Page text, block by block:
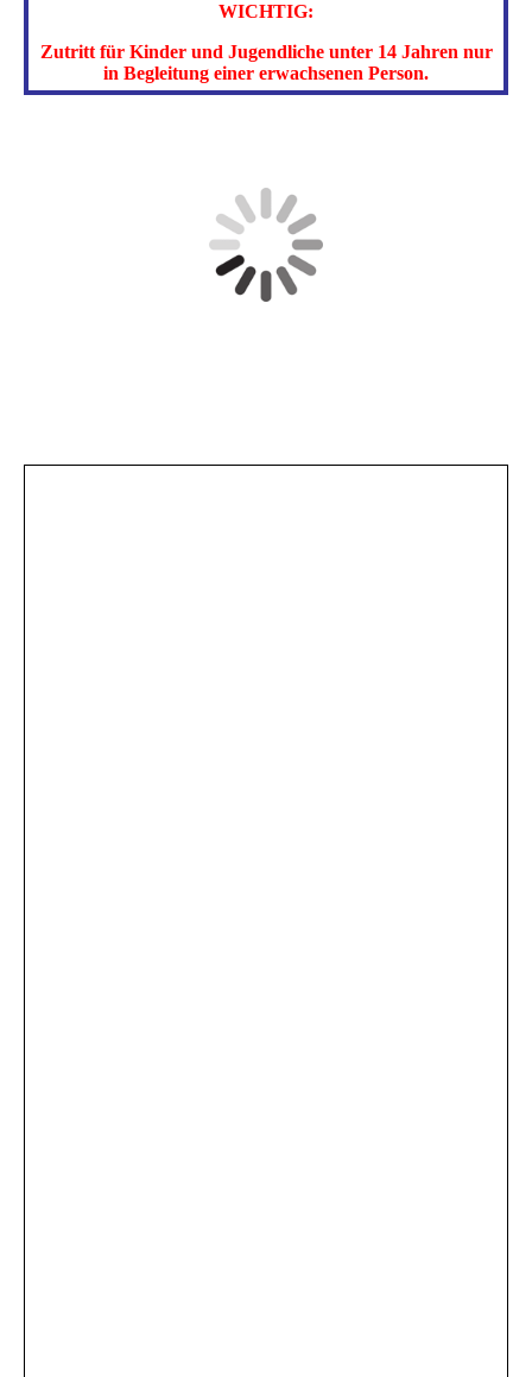
WICHTIG:
Zutritt für Kinder und Jugendliche unter 14 Jahren nur
in Begleitung einer erwachsenen Person.